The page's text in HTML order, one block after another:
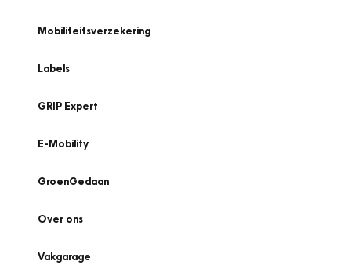
Mobiliteitsverzekering
Labels
GRIP Expert
E-Mobility
GroenGedaan
Over ons
Vakgarage